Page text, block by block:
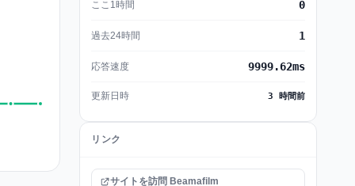
ここ1時間 0
過去24時間 1
応答速度 9999.62ms
更新日時 3 時間前
リンク
サイトを訪問 Beamafilm